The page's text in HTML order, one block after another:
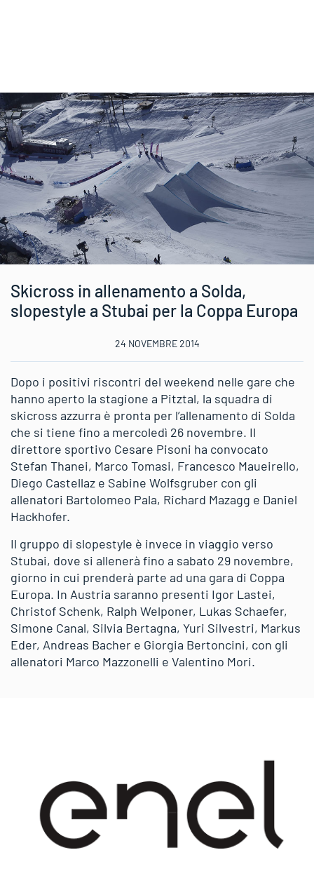
Skicross in allenamento a Solda,
slopestyle a Stubai per la Coppa Europa
24 NOVEMBRE 2014
Dopo i positivi riscontri del weekend nelle gare che
hanno aperto la stagione a Pitztal, la squadra di
skicross azzurra è pronta per l’allenamento di Solda
che si tiene fino a mercoledì 26 novembre. Il
direttore sportivo Cesare Pisoni ha convocato
Stefan Thanei, Marco Tomasi, Francesco Maueirello,
Diego Castellaz e Sabine Wolfsgruber con gli
allenatori Bartolomeo Pala, Richard Mazagg e Daniel
Hackhofer.
Il gruppo di slopestyle è invece in viaggio verso
Stubai, dove si allenerà fino a sabato 29 novembre,
giorno in cui prenderà parte ad una gara di Coppa
Europa. In Austria saranno presenti Igor Lastei,
Christof Schenk, Ralph Welponer, Lukas Schaefer,
Simone Canal, Silvia Bertagna, Yuri Silvestri, Markus
Eder, Andreas Bacher e Giorgia Bertoncini, con gli
allenatori Marco Mazzonelli e Valentino Mori.